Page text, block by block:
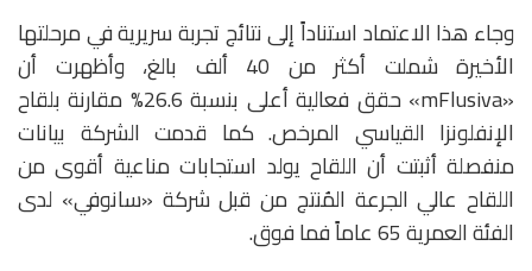
وجاء هذا الاعتماد استناداً إلى نتائج تجربة سريرية في مرحلتها
الأخيرة شملت أكثر من 40 ألف بالغ، وأظهرت أن
«mFlusiva» حقق فعالية أعلى بنسبة 26.6% مقارنة بلقاح
الإنفلونزا القياسي المرخص. كما قدمت الشركة بيانات
منفصلة أثبتت أن اللقاح يولد استجابات مناعية أقوى من
اللقاح عالي الجرعة المُنتج من قبل شركة «سانوفي» لدى
الفئة العمرية 65 عاماً فما فوق.